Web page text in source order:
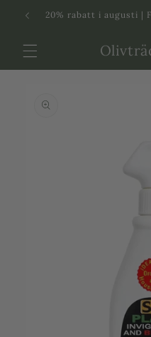
Svenska Dansk
20% rabatt i augusti |